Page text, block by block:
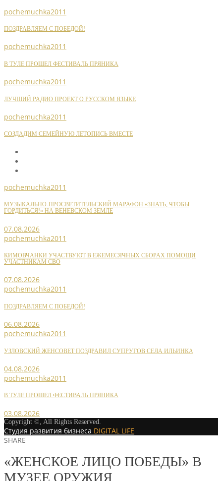
pochemuchka2011
ПОЗДРАВЛЯЕМ С ПОБЕДОЙ!
pochemuchka2011
В ТУЛЕ ПРОШЕЛ ФЕСТИВАЛЬ ПРЯНИКА
pochemuchka2011
ЛУЧШИЙ РАДИО ПРОЕКТ О РУССКОМ ЯЗЫКЕ
pochemuchka2011
СОЗДАДИМ СЕМЕЙНУЮ ЛЕТОПИСЬ ВМЕСТЕ
pochemuchka2011
МУЗЫКАЛЬНО-ПРОСВЕТИТЕЛЬСКИЙ МАРАФОН «ЗНАТЬ, ЧТОБЫ
ГОРДИТЬСЯ!» НА ВЕНЕВСКОМ ЗЕМЛЕ
07.08.2026
pochemuchka2011
КИМОВЧАНКИ УЧАСТВУЮТ В ЕЖЕМЕСЯЧНЫХ СБОРАХ ПОМОЩИ
УЧАСТНИКАМ СВО
07.08.2026
pochemuchka2011
ПОЗДРАВЛЯЕМ С ПОБЕДОЙ!
06.08.2026
pochemuchka2011
УЗЛОВСКИЙ ЖЕНСОВЕТ ПОЗДРАВИЛ СУПРУГОВ СЕЛА ИЛЬИНКА
04.08.2026
pochemuchka2011
В ТУЛЕ ПРОШЕЛ ФЕСТИВАЛЬ ПРЯНИКА
03.08.2026
Copyright ©, All Rights Reserved.
Студия развития бизнеса DIGITAL LIFE
SHARE
«ЖЕНСКОЕ ЛИЦО ПОБЕДЫ» В
МУЗЕЕ ОРУЖИЯ